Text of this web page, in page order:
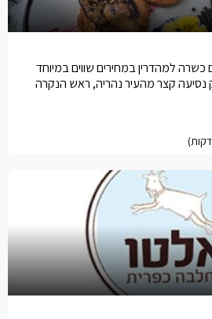
למהדרין במחירים שווים במיוחד
קצר מהעיר נהריה, ראש הנקרה